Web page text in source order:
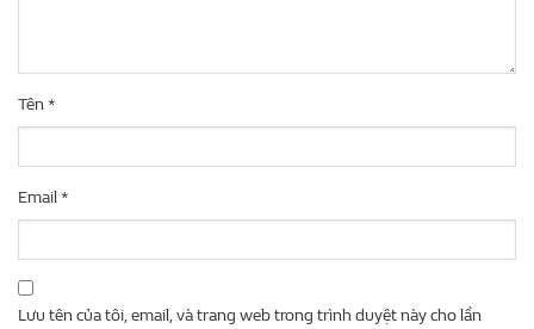
Tên*
Email*
Lưu tên của tôi, email, và trang web trong trình duyệt này cho lần